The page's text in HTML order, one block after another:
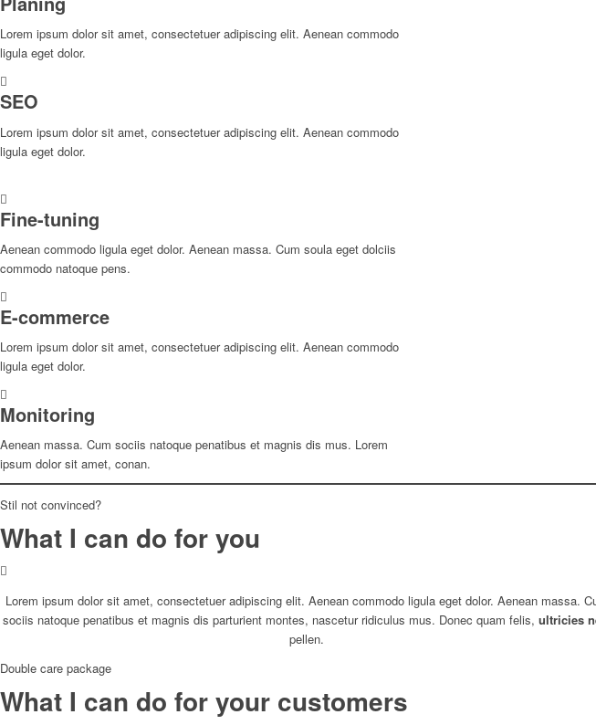
Lorem ipsum dolor sit amet, consectetuer adipiscing elit. Aenean commodo
ligula eget dolor.
SEO
Lorem ipsum dolor sit amet, consectetuer adipiscing elit. Aenean commodo
ligula eget dolor.
Fine-tuning
Aenean commodo ligula eget dolor. Aenean massa. Cum soula eget dolciis
commodo natoque pens.
E-commerce
Lorem ipsum dolor sit amet, consectetuer adipiscing elit. Aenean commodo
ligula eget dolor.
Monitoring
Aenean massa. Cum sociis natoque penatibus et magnis dis mus. Lorem
ipsum dolor sit amet, conan.
Stil not convinced?
What I can do for you
Lorem ipsum dolor sit amet, consectetuer adipiscing elit. Aenean commodo ligula eget dolor. Aenean massa.
sociis natoque penatibus et magnis dis parturient montes, nascetur ridiculus mus. Donec quam felis, ultricies
pellen.
Double care package
What I can do for your customers